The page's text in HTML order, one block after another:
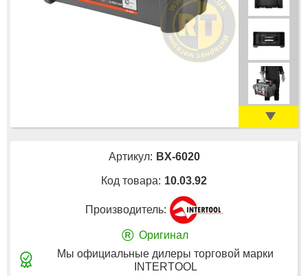
Артикул: BX-6020
Код товара: 10.03.92
Производитель:
® Оригинал
Мы официальные дилеры торговой марки
INTERTOOL